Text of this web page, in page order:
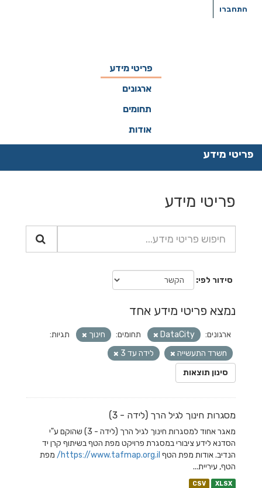
התחברו
פריטי מידע
ארגונים
תחומים
אודות
פריטי מידע
פריטי מידע
סידור לפי
נמצא פריטי מידע אחד
ארגונים: DataCity תחומים: חינוך
תגיות:
nשרד התעשייה
לידה עד 3
סינון תוצאות
מסגרות חינוך לגיל הרך (לידה - 3)
מאגר אחוד למסגרות חינוך לגיל הרך (לידה - 3) שהוקם ע"י
הסדנא לידע ציבורי במסגרת פרויקט מפת הטף בשיתוף קרן יד
הנדיב. אודות מפת הטף https://www.tafmap.org.il/
מפת
הטף, עיריית...
CSV XLSX